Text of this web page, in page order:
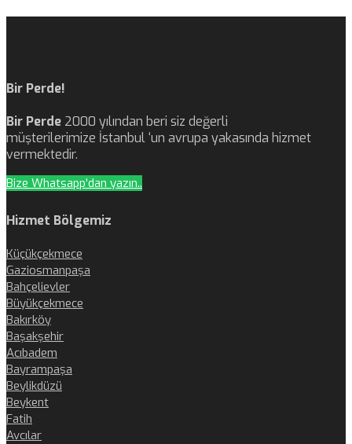
Bir Perde!
Bir Perde 2000 yılından beri siz değerli
müşterilerimize İstanbul ‘un avrupa yakasında hizmet
vermektedir.
Bize Whatsapp'dan yazın..
Hizmet Bölgemiz
Küçükçekmece
Gaziosmanpaşa
Bahçelievler
Büyükçekmece
Bakırköy
Başakşehir
Acıbadem
Bayrampaşa
Beylikdüzü
Beykent
Fatih
Avcılar